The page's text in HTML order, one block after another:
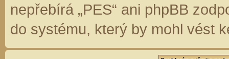
nepřebírá „PES“ ani phpBB
do systému, který by mohl vést